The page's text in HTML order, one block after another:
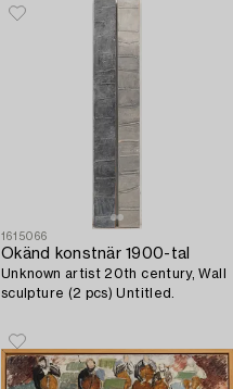
1615066
Okänd konstnär 1900-tal
Unknown artist 20th century, Wall
sculpture (2 pcs) Untitled.